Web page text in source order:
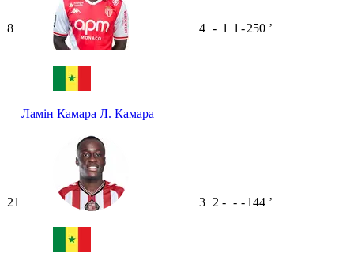
8
Ламін Камара Л. Камара
4 - 1 1 -250 ʼ
21 3 2 - - -144 ʼ